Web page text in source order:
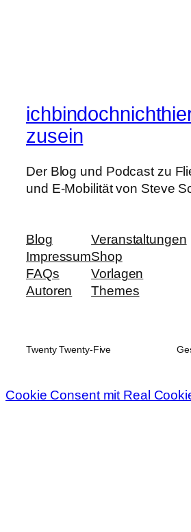
zusein
Der Blog und Podcast zu
und E-Mobilität von Steve
Blog
Impressum
FAQs
Autoren
Veranstaltungen
Shop
Vorlagen
Themes
Twenty Twenty-Five
Cookie Consent mit Real